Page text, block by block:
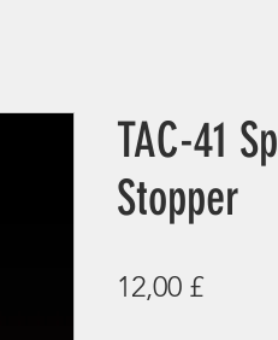
TAC-41
Stopper
12,00 £Pris